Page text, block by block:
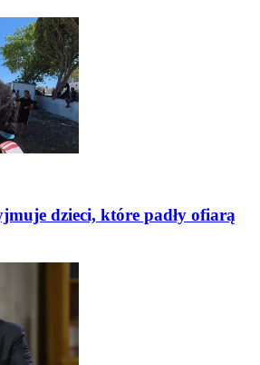
dzieci, które padły ofiarą